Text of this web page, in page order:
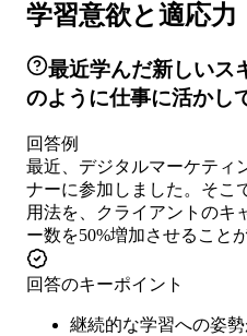
学習意欲と適応力
最近学んだ新しいス
のように仕事に活かし
回答例
最近、デジタルマーケティ
ナーに参加しました。そこ
用法を、クライアントのキ
ー数を50%増加させること
回答のキーポイント
継続的な学習への姿